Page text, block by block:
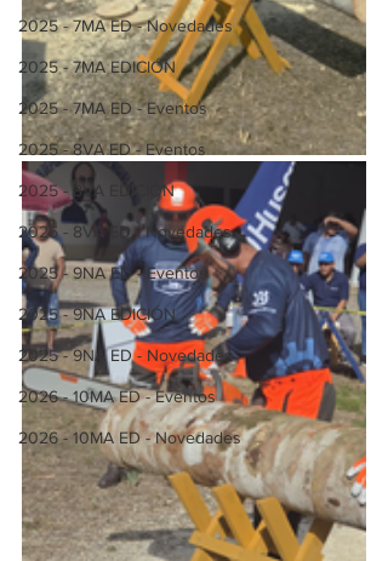
2025 - 7MA ED - Novedades
2025 - 7MA EDICIÓN
2025 - 7MA ED - Eventos
2025 - 8VA ED - Eventos
2025 - 8VA EDICIÓN
2025 - 8VA ED - Novedades
2025 - 9NA ED - Eventos
2025 - 9NA EDICIÓN
2025 - 9NA ED - Novedades
2026 - 10MA ED - Eventos
2026 - 10MA ED - Novedades